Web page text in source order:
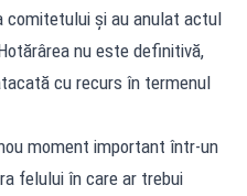
comitetului și au anulat actul
nu este definitivă,
cu recurs în termenul
moment important într-un
felului în care ar trebui